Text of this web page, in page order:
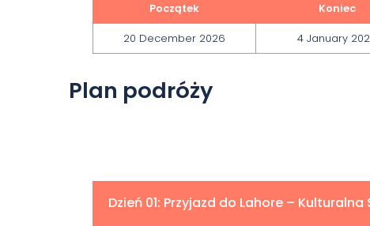
Początek Koniec
20 December 2026
4 January
Plan podróży
Dzień 01: Przyjazd do Lahore –